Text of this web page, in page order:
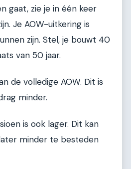
gaat, zie je in één keer
Je AOW-uitkering is
zijn. Stel, je bouwt 40
van 50 jaar.
de volledige AOW. Dit is
minder.
is ook lager. Dit kan
minder te besteden